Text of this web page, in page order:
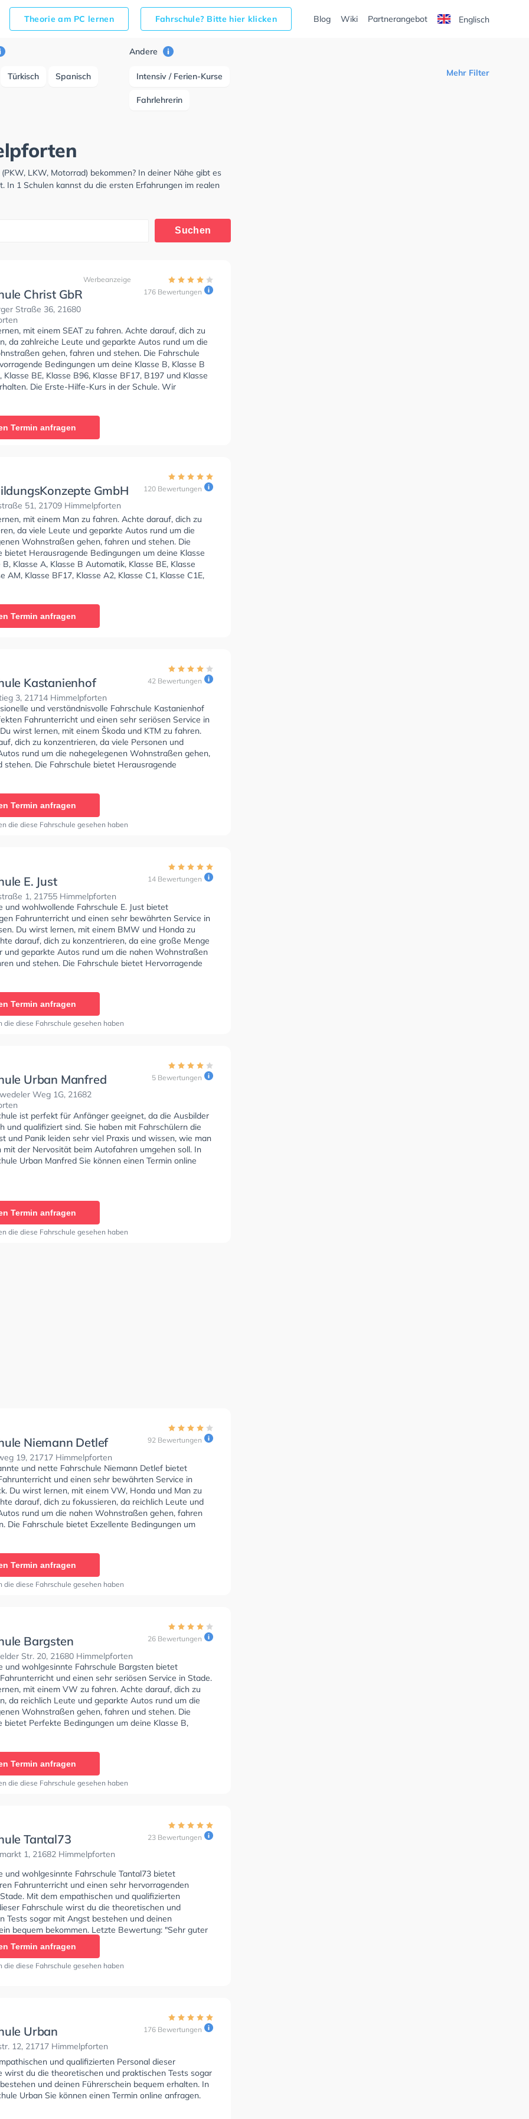
Theorie am PC lernen Fahrschule? Bitte hier klicken Blog Wiki Partnerangebot Englisch
Türkisch Spanisch
Andere
Intensiv / Ferien-Kurse
Fahrlehrerin
Mehr Filter
LKW, Motorrad) bekommen? In deiner Nähe gibt es
In 1 Schulen kannst du die ersten Erfahrungen im realen
Suchen
Christ GbR
Straße 36, 21680
Werbeanzeige
176 Bewertungen
mit einem SEAT zu fahren. Achte darauf, dich zu
da zahlreiche Leute und geparkte Autos rund um die
gehen, fahren und stehen. Die Fahrschule
Bedingungen um deine Klasse B, Klasse B
Klasse BE, Klasse B96, Klasse BF17, B197 und Klasse
Die Erste-Hilfe-Kurs in der Schule. Wir
dir auch online-theorie tests am PC zu absolvieren, um
with Fahrschule Christ GbR Alfina Baha &
The instructors are friendly, professional, and very
throughout the learning process. The staff is respectful
I highly recommend this driving school to anyone
quality driving education. Regards. Faisal Mumtaz"
Termin anfragen
GmbH
51, 21709 Himmelpforten
120 Bewertungen
mit einem Man zu fahren. Achte darauf, dich zu
da viele Leute und geparkte Autos rund um die
Wohnstraßen gehen, fahren und stehen. Die
bietet Herausragende Bedingungen um deine Klasse
B, Klasse A, Klasse B Automatik, Klasse BE, Klasse
AM, Klasse BF17, Klasse A2, Klasse C1, Klasse C1E,
CE, Klasse D1, Klasse DE1, Klasse D, Klasse DE,
Kurs in der Schule. In der Quell BildungsKonzepte
können einen Termin online anfragen.
Termin anfragen
Kastanienhof
3, 21714 Himmelpforten
42 Bewertungen
und verständnisvolle Fahrschule Kastanienhof
Fahrunterricht und einen sehr seriösen Service in
wirst lernen, mit einem Škoda und KTM zu fahren.
dich zu konzentrieren, da viele Personen und
rund um die nahegelegenen Wohnstraßen gehen,
stehen. Die Fahrschule bietet Herausragende
um deine Klasse A1, Klasse B, Klasse A, Klasse BE,
C und Klasse CE zu erhalten. Wir empfehlen dir auch
tests am PC zu absolvieren, um dich gut auf die
Prüfung.
Termin anfragen
die diese Fahrschule gesehen haben
E. Just
1, 21755 Himmelpforten
14 Bewertungen
und wohlwollende Fahrschule E. Just bietet
Fahrunterricht und einen sehr bewährten Service in
Du wirst lernen, mit einem BMW und Honda zu
darauf, dich zu konzentrieren, da eine große Menge
und geparkte Autos rund um die nahen Wohnstraßen
und stehen. Die Fahrschule bietet Hervorragende
um deine Klasse A1, Klasse B, Klasse A, Klasse BE,
E. Just Sie können einen Termin online anfragen.
Termin anfragen
die diese Fahrschule gesehen haben
Urban Manfred
Weg 1G, 21682
5 Bewertungen
ist perfekt für Anfänger geeignet, da die Ausbilder
und qualifiziert sind. Sie haben mit Fahrschülern die
und Panik leiden sehr viel Praxis und wissen, wie man
mit der Nervosität beim Autofahren umgehen soll. In
Urban Manfred Sie können einen Termin online
Termin anfragen
die diese Fahrschule gesehen haben
Niemann Detlef
19, 21717 Himmelpforten
92 Bewertungen
und nette Fahrschule Niemann Detlef bietet
und einen sehr bewährten Service in
Du wirst lernen, mit einem VW, Honda und Man zu
darauf, dich zu fokussieren, da reichlich Leute und
rund um die nahen Wohnstraßen gehen, fahren
Die Fahrschule bietet Exzellente Bedingungen um
A1, Klasse B, Klasse A, Klasse BE, Klasse B96,
und Klasse T zu erhalten.
Termin anfragen
die diese Fahrschule gesehen haben
Bargsten
Str. 20, 21680 Himmelpforten
26 Bewertungen
und wohlgesinnte Fahrschule Bargsten bietet
und einen sehr seriösen Service in Stade.
mit einem VW zu fahren. Achte darauf, dich zu
da reichlich Leute und geparkte Autos rund um die
Wohnstraßen gehen, fahren und stehen. Die
bietet Perfekte Bedingungen um deine Klasse B,
Klasse A1, Klasse A, Klasse BE, Klasse B96, Klasse
erhalten. Wir empfehlen dir auch online-theorie tests
absolvieren, um dich gut auf die theoretische Prüfung.
Termin anfragen
die diese Fahrschule gesehen haben
Tantal73
1, 21682 Himmelpforten
23 Bewertungen
und wohlgesinnte Fahrschule Tantal73 bietet
Fahrunterricht und einen sehr hervorragenden
Mit dem empathischen und qualifizierten
Fahrschule wirst du die theoretischen und
Tests sogar mit Angst bestehen und deinen
bequem bekommen. Letzte Bewertung: "Sehr guter
und ein echt super Preis bei Fehler sehr gute Reaktion"
Termin anfragen
die diese Fahrschule gesehen haben
Urban
12, 21717 Himmelpforten
176 Bewertungen
und qualifizierten Personal dieser
wirst du die theoretischen und praktischen Tests sogar
und deinen Führerschein bequem erhalten. In
Urban Sie können einen Termin online anfragen.